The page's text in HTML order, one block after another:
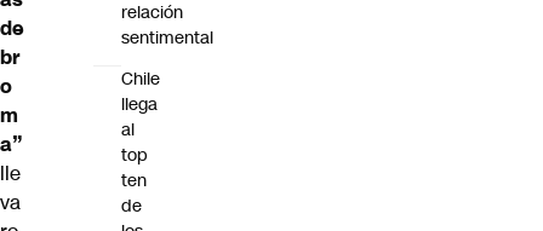
de
br
o
m
a”
lle
va
relación
sentimental
Chile
llega
al
top
ten
de